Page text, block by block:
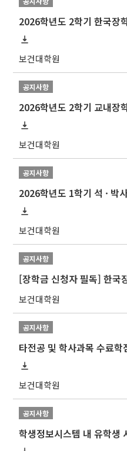
보건대학원
공지사항
2026학년도 2학기 교내장
보건대학원
공지사항
보건대학원
공지사항
보건대학원
공지사항
타전공 및 학사과목 수료
보건대학원
공지사항